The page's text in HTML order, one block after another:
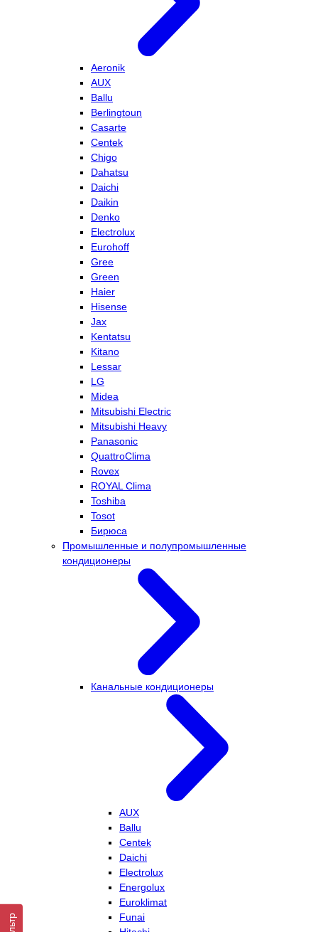
Aeronik
AUX
Ballu
Berlingtoun
Casarte
Centek
Chigo
Dahatsu
Daichi
Daikin
Denko
Electrolux
Eurohoff
Gree
Green
Haier
Hisense
Jax
Kentatsu
Kitano
Lessar
LG
Midea
Mitsubishi Electric
Mitsubishi Heavy
Panasonic
QuattroClima
Rovex
ROYAL Clima
Toshiba
Tosot
Бирюса
Промышленные и полупромышленные
кондиционеры
Канальные кондиционеры
AUX
Ballu
Centek
Daichi
Electrolux
Energolux
Euroklimat
Funai